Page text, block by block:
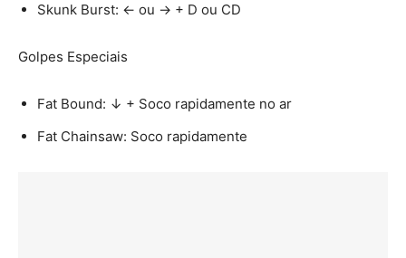
Skunk Burst: ← ou → + D ou CD
Golpes Especiais
Fat Bound: ↓ + Soco rapidamente no ar
Fat Chainsaw: Soco rapidamente